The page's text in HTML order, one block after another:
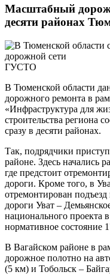
Масштабный
десяти районах
ГУСТО
В Тюменской области
дорожного ремонта в
«Инфраструктура для
строительства региона
сразу в десяти районах.
Так, подрядчики
районе. Здесь начались
где предстоит
дороги. Кроме того, в
отремонтирован
дороги Уват –
национального проекта
нормативное состояние
В Вагайском районе в
дорожное полотно на
(5 км) и Тобольск –